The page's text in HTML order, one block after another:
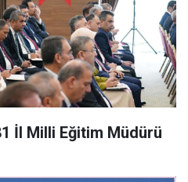
İl Milli Eğitim Müdürü